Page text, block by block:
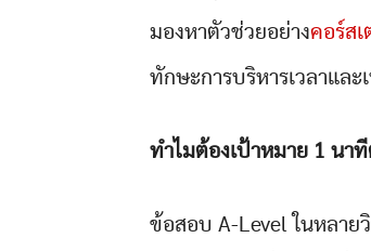
มองหาตัวช่วยอย่างคอร์ส
ทักษะการบริหารเวลาแล
ทำไมต้องเป้าหมาย 1 นา
ข้อสอบ A-Level ในหลาย